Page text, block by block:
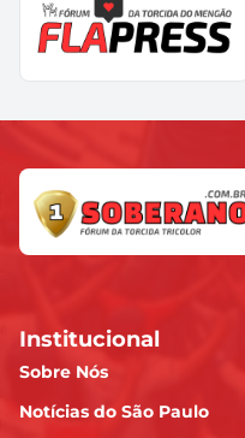
Institucional
Sobre Nós
Notícias do São Paulo